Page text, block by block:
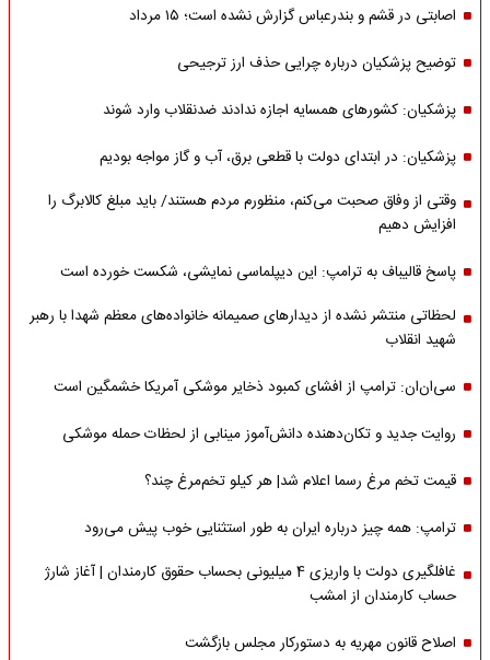
اصابتی در قشم و بندرعباس گزارش نشده است؛ ۱۵ مرداد
توضیح پزشکیان درباره چرایی حذف ارز ترجیحی
پزشکیان: کشورهای همسایه اجازه ندادند ضدنقلاب وارد شوند
پزشکیان: در ابتدای دولت با قطعی برق، آب و گاز مواجه بودیم
وقتی از وفاق صحبت می‌کنم، منظورم مردم هستند/ باید مبلغ کالابرگ را
افزایش دهیم
پاسخ قالیباف به ترامپ: این دیپلماسی نمایشی، شکست خورده است
لحظاتی منتشر نشده از دیدارهای صمیمانه خانواده‌های معظم شهدا با رهبر
شهید انقلاب
سی‌ان‌ان: ترامپ از افشای کمبود ذخایر موشکی آمریکا خشمگین است
روایت جدید و تکان‌دهنده دانش‌آموز مینابی از لحظات حمله موشکی
قیمت تخم مرغ رسما اعلام شد| هر کیلو تخم‌مرغ چند؟
ترامپ: همه چیز درباره ایران به طور استثنایی خوب پیش می‌رود
غافلگیری دولت با واریزی 4 میلیونی بحساب حقوق کارمندان | آغاز شارژ
حساب کارمندان از امشب
اصلاح قانون مهریه به دستورکار مجلس بازگشت